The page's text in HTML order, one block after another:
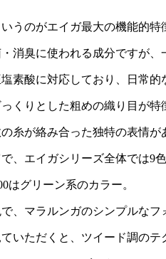
いうのがエイガ最大の機能的特
消臭に使われる成分ですが
素酸に対応しており、日常
くりとした粗めの織り目が特
糸が絡み合った独特の表情
、エイガシリーズ全体では9
はグリーン系のカラー。
、マラルンガのシンプルなフ
いただくと、ツイード調の